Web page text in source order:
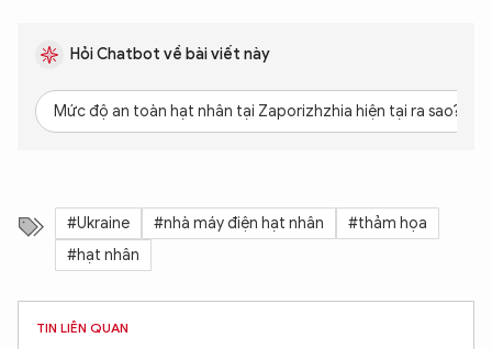
Hỏi Chatbot về bài viết này
Mức độ an toàn hạt nhân tại Zaporizhzhia hiện tại ra sao?
#Ukraine #nhà máy điện hạt nhân
#thảm họa
#hạt nhân
TIN LIÊN QUAN